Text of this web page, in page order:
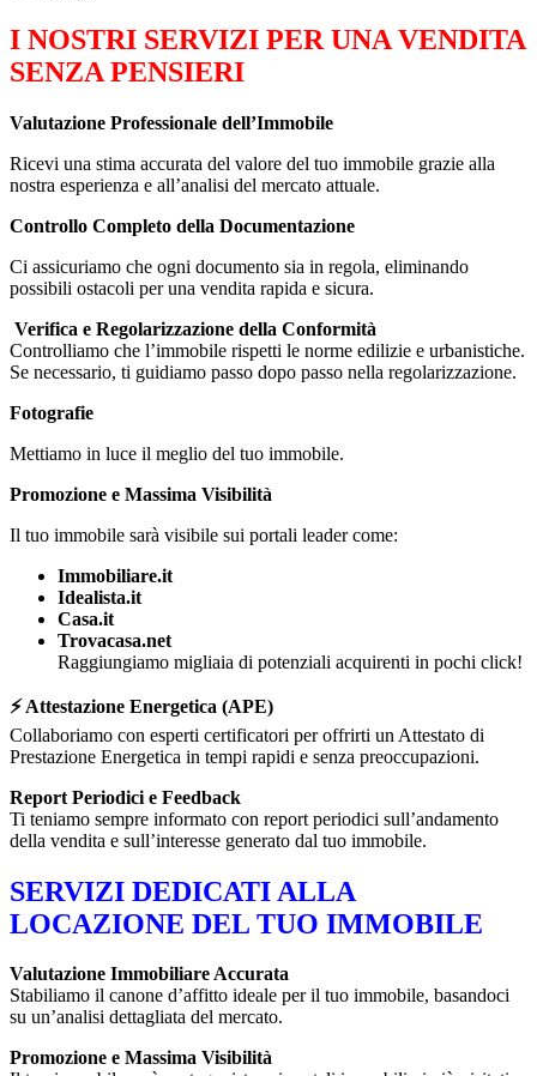
I NOSTRI SERVIZI PER UNA VENDITA
SENZA PENSIERI
Valutazione Professionale dell’Immobile
Ricevi una stima accurata del valore del tuo immobile grazie alla
nostra esperienza e all’analisi del mercato attuale.
Controllo Completo della Documentazione
Ci assicuriamo che ogni documento sia in regola, eliminando
possibili ostacoli per una vendita rapida e sicura.
️️ Verifica e Regolarizzazione della Conformità
Controlliamo che l’immobile rispetti le norme edilizie e urbanistiche.
Se necessario, ti guidiamo passo dopo passo nella regolarizzazione.
Fotografie
Mettiamo in luce il meglio del tuo immobile.
Promozione e Massima Visibilità
Il tuo immobile sarà visibile sui portali leader come:
Immobiliare.it
Idealista.it
Casa.it
Trovacasa.net
Raggiungiamo migliaia di potenziali acquirenti in pochi click!
⚡ Attestazione Energetica (APE)
Collaboriamo con esperti certificatori per offrirti un Attestato di
Prestazione Energetica in tempi rapidi e senza preoccupazioni.
Report Periodici e Feedback
Ti teniamo sempre informato con report periodici sull’andamento
della vendita e sull’interesse generato dal tuo immobile.
SERVIZI DEDICATI ALLA
LOCAZIONE DEL TUO IMMOBILE
Valutazione Immobiliare Accurata
Stabiliamo il canone d’affitto ideale per il tuo immobile, basandoci
su un’analisi dettagliata del mercato.
Promozione e Massima Visibilità